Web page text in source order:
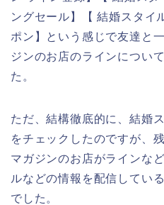
ングセール】【 結婚スタイ
ポン】という感じで友達と
ジンのお店のラインについ
た。
ただ、結構徹底的に、結婚
をチェックしたのですが、
マガジンのお店がラインな
ルなどの情報を配信してい
でした。